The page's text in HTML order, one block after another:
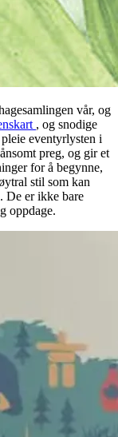
vår, og
, og snodige
eventyrlysten i
preg, og gir et
for å begynne,
stil som kan
De er ikke bare
oppdage.